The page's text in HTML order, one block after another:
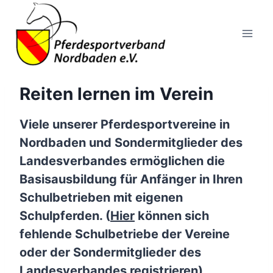
springen
Reiten lernen im Verein
Viele unserer Pferdesportvereine in
Nordbaden und Sondermitglieder des
Landesverbandes ermöglichen die
Basisausbildung für Anfänger in Ihren
Schulbetrieben mit eigenen
Schulpferden. (Hier können sich
fehlende Schulbetriebe der Vereine
oder der Sondermitglieder des